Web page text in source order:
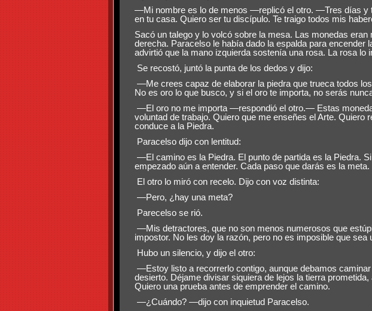
—Mi nombre es lo de menos —replicó el otro. —Tres días y
en tu casa. Quiero ser tu discípulo. Te traigo todos mis
Sacó un talego y lo volcó sobre la mesa. Las monedas
derecha. Paracelso le había dado la espalda para encender
advirtió que la mano izquierda sostenía una rosa. La rosa lo
Se recostó, juntó la punta de los dedos y dijo:
—Me crees capaz de elaborar la piedra que trueca todos
No es oro lo que busco, y si el oro te importa, no serás
—El oro no me importa —respondió el otro.— Estas
voluntad de trabajo. Quiero que me enseñes el Arte. Quiero
conduce a la Piedra.
Paracelso dijo con lentitud:
—El camino es la Piedra. El punto de partida es la Piedra.
empezado aún a entender. Cada paso que darás es la meta.
El otro lo miró con recelo. Dijo con voz distinta:
—Pero, ¿hay una meta?
Parecelso se rió.
—Mis detractores, que no son menos numerosos que
impostor. No les doy la razón, pero no es imposible que sea
Hubo un silencio, y dijo el otro:
—Estoy listo a recorrerlo contigo, aunque debamos
desierto. Déjame divisar siquiera de lejos la tierra
Quiero una prueba antes de emprender el camino.
—¿Cuándo? —dijo con inquietud Paracelso.